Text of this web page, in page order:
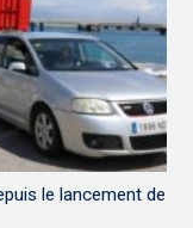
le lancement de